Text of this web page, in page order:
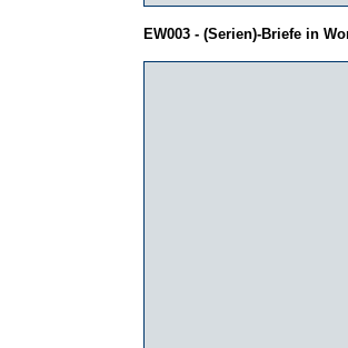
EW003 - (Serien)-Briefe in